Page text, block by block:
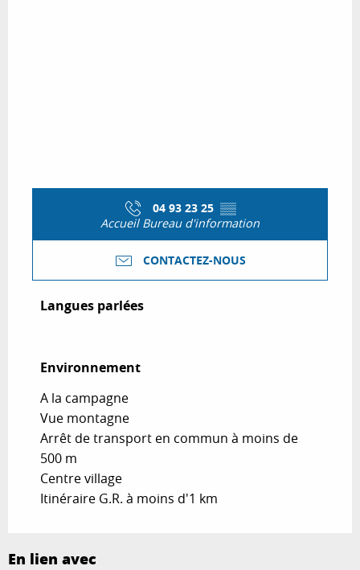
04 93 23 25 ▒▒
Accueil Bureau d'information
CONTACTEZ-NOUS
Langues parlées
Langues parlées
Environnement
Environnement
A la campagne
Vue montagne
Arrêt de transport en commun à moins de
500 m
Centre village
Itinéraire G.R. à moins d'1 km
En lien avec